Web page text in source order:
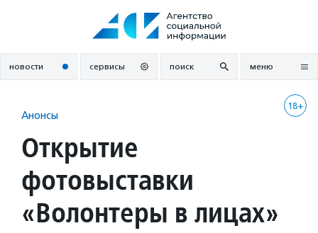
новости сервисы поиск меню
18+
Анонсы
Открытие
фотовыставки
«Волонтеры в лицах»